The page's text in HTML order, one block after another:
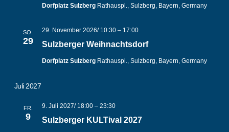
Dorfplatz Sulzberg Rathauspl., Sulzberg, Bayern, Germany
SO.
29 Sulzberger Weihnachtsdorf
29. November 2026/ 10:30– 17:00
Dorfplatz Sulzberg Rathauspl., Sulzberg, Bayern, Germany
Juli 2027
FR.
9 Sulzberger KULTival 2027
9. Juli 2027/ 18:00– 23:30